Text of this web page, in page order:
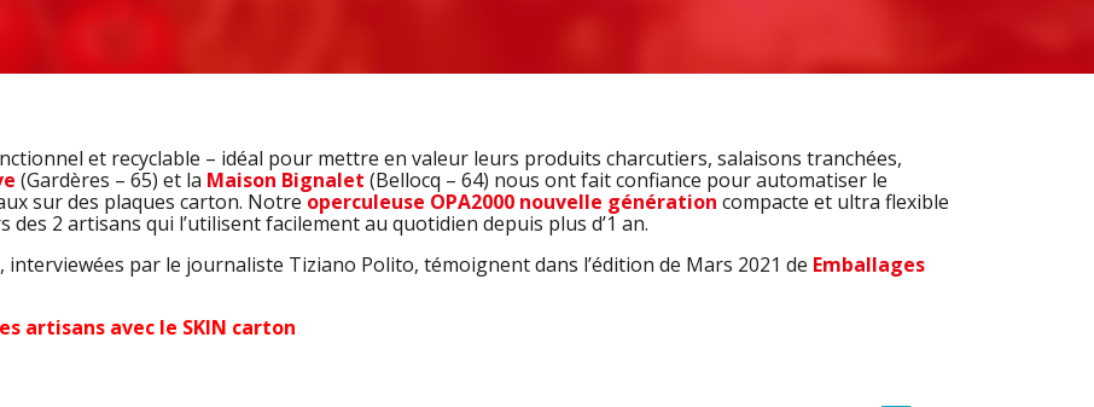
et recyclable – idéal pour mettre en valeur leurs produits charcutiers, salaisons tranchées,
(Gardères – 65) et la Maison Bignalet (Bellocq – 64) nous ont fait confiance pour automatiser le
sur des plaques carton. Notre operculeuse OPA2000 nouvelle génération compacte et ultra flexible
2 artisans qui l’utilisent facilement au quotidien depuis plus d’1 an.
interviewées par le journaliste Tiziano Polito, témoignent dans l’édition de Mars 2021 de Emballages
artisans avec le SKIN carton